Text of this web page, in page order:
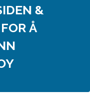
v
i
g
a
&
Å